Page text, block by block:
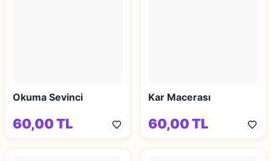
Okuma Sevinci
60,00 TL
Kar Macerası
60,00 TL